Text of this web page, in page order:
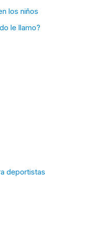
los niños
le llamo?
deportistas